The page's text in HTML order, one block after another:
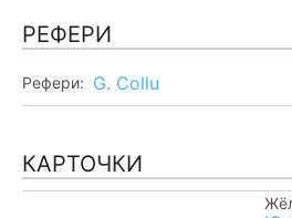
РЕФЕРИ
Рефери: G. Collu
КАРТОЧКИ